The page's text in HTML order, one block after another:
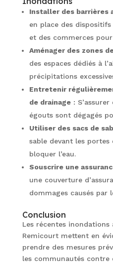
Installer des barrières
en place des
et des commerces pour
Aménager des zones
des espaces dédiés à
précipitations
Entretenir
de drainage: S’assurer
égouts sont dégagés
Utiliser des sacs de
sable devant les
bloquer l’eau.
Souscrire une
une couverture
dommages causés par
Conclusion
Les récentes
Remicourt mettent en
prendre des mesures
les communautés contre